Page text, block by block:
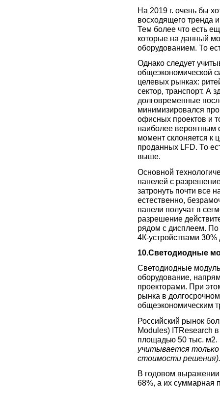
На 2019 г. очень бы
восходящего тренда
Тем более что есть
которые на данный
оборудованием. То
Однако следует
общеэкономической
целевых рынках:
сектор, транспорт. А
долговременные
минимизировался
офисных проектов и
наиболее вероятным
момент склоняется к
проданных LFD. То
выше.
Основной
панелей с
затронуть почти все
естественно,
панели получат в
разрешение
рядом с дисплеем. По
4К-устройствами
10.Светодиодные
Светодиодные
оборудование,
проекторами. При
рынка в
общеэкономическим
Российский рынок
Modules) ITResearch
площадью 50 тыс. м2.
учитывается
стоимости решения).
В годовом выражении
68%, а их суммарная